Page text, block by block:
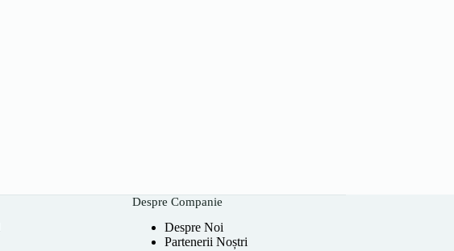
Despre Companie
Despre Noi
Partenerii Noștri